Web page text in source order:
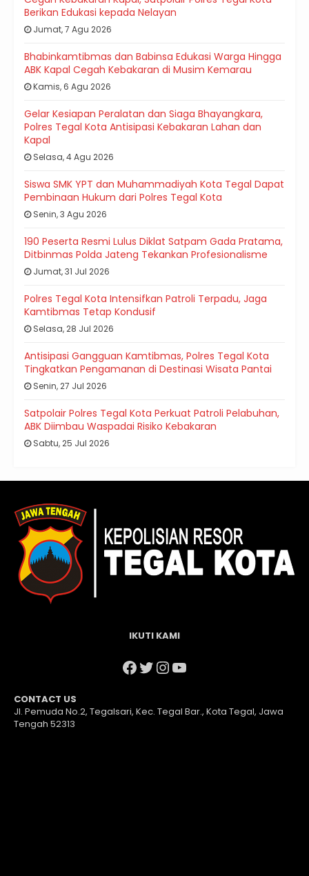
Berikan Edukasi kepada Nelayan
Jumat, 7 Agu 2026
Bhabinkamtibmas dan Babinsa Edukasi Warga Hingga
ABK Kapal Cegah Kebakaran di Musim Kemarau
Kamis, 6 Agu 2026
Gelar Kesiapan Peralatan dan Siaga Bhayangkara,
Polres Tegal Kota Antisipasi Kebakaran Lahan dan
Kapal
Selasa, 4 Agu 2026
Siswa SMK YPT dan Muhammadiyah Kota Tegal Dapat
Pembinaan Hukum dari Polres Tegal Kota
Senin, 3 Agu 2026
190 Peserta Resmi Lulus Diklat Satpam Gada Pratama,
Ditbinmas Polda Jateng Tekankan Profesionalisme
Jumat, 31 Jul 2026
Polres Tegal Kota Intensifkan Patroli Terpadu, Jaga
Kamtibmas Tetap Kondusif
Selasa, 28 Jul 2026
Antisipasi Gangguan Kamtibmas, Polres Tegal Kota
Tingkatkan Pengamanan di Destinasi Wisata Pantai
Senin, 27 Jul 2026
Satpolair Polres Tegal Kota Perkuat Patroli Pelabuhan,
ABK Diimbau Waspadai Risiko Kebakaran
Sabtu, 25 Jul 2026
IKUTI KAMI
Facebook
Twitter
Instagram
YouTube
CONTACT US
Jl. Pemuda No.2, Tegalsari, Kec. Tegal Bar., Kota Tegal, Jawa
Tengah 52313